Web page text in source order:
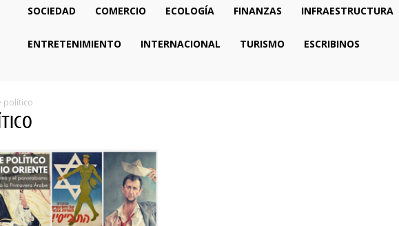
SOCIEDAD COMERCIO ECOLOGÍA FINANZAS INFRAESTRUCTURA
ENTRETENIMIENTO INTERNACIONAL TURISMO ESCRIBINOS
político